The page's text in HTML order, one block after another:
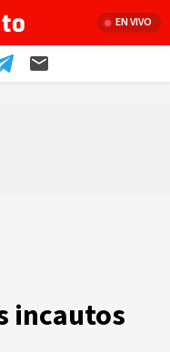
EN VIVO
incautos